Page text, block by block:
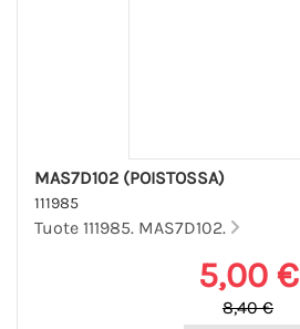
MAS7D102 (POISTOSSA)
111985
Tuote 111985. MAS7D102.
5,00 €
8,40 €